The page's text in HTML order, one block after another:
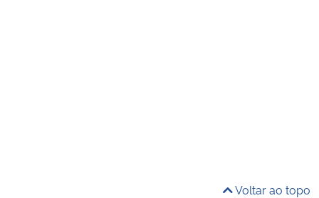
Voltar ao topo